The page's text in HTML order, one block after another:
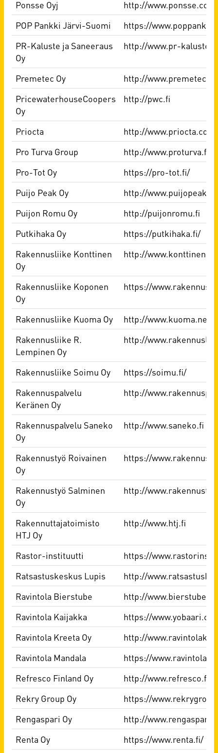
Ponsse Oyj
http://www.ponsse.com
POP Pankki Järvi-Suomi
https://
PR-Kaluste ja Saneeraus
Oy
http://www.pr-kaluste.fi
Premetec Oy
http://www.premetec.fi
PricewaterhouseCoopers
Oy
http://pwc.fi
Priocta
http://www.priocta.com
Pro Turva Group
http://www.proturva.fi/
Pro-Tot Oy
https://pro-tot.fi/
Puijo Peak Oy
http://www.puijopeak.fi
Puijon Romu Oy
http://puijonromu.fi
Putkihaka Oy
https://putkihaka.fi/
Rakennusliike Konttinen
Oy
http://www.konttinen.fi
Rakennusliike Koponen
Oy
https://
Rakennusliike Kuoma Oy
http://www.kuoma.net/
Rakennusliike R.
Lempinen Oy
http://
Rakennusliike Soimu Oy
https://soimu.fi/
Rakennuspalvelu
Keränen Oy
http://
Rakennuspalvelu Saneko
Oy
http://www.saneko.fi
Rakennustyö Roivainen
Oy
https://
Rakennustyö Salminen
Oy
http://
Rakennuttajatoimisto
HTJ Oy
http://www.htj.fi
Rastor-instituutti
https://
Ratsastuskeskus Lupis
http://
Ravintola Bierstube
http://www.bierstube.fi/
Ravintola Kaijakka
https://
Ravintola Kreeta Oy
http://
Ravintola Mandala
https://
Refresco Finland Oy
http://www.refresco.fi
Rekry Group Oy
https://
Rengaspari Oy
http://www.rengaspari.fi
Renta Oy
https://www.renta.fi/